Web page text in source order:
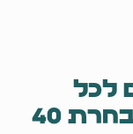
לכל
מועמד: כך בחרנו את נבחרת 40